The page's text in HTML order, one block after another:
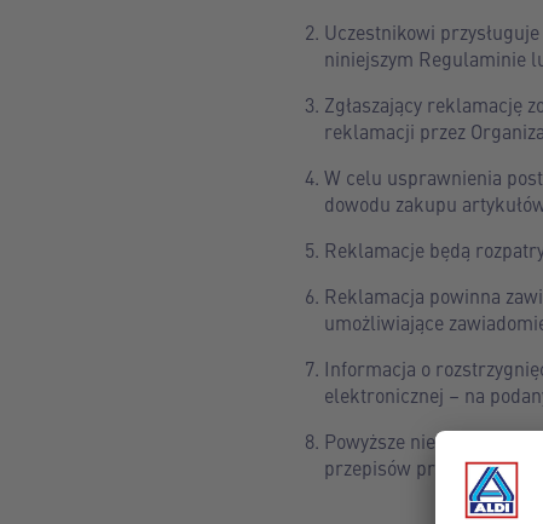
Uczestnikowi
niniejszym Regulaminie
Zgłaszający reklamację
reklamacji przez
W celu usprawnienia
dowodu zakupu
Reklamacje będą
Reklamacja powinna
umożliwiające
Informacja o
elektronicznej – na
Powyższe nie wpływa
przepisów prawa, w tym